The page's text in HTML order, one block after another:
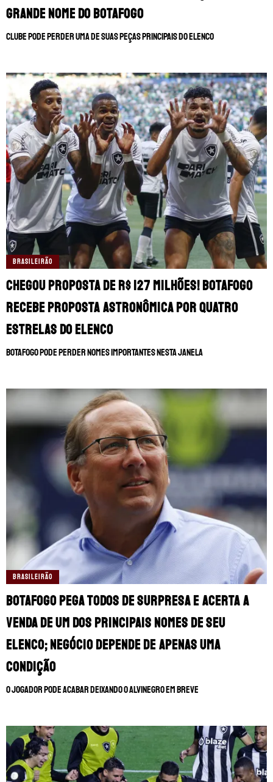
grande nome do Botafogo
Clube pode perder uma de suas peças principais do elenco
BRASILEIRÃO
Chegou proposta de R$ 127 milhões! Botafogo
recebe proposta astronômica por quatro
estrelas do elenco
Botafogo pode perder nomes importantes nesta janela
BRASILEIRÃO
Botafogo pega todos de surpresa e acerta a
venda de um dos principais nomes de seu
elenco; Negócio depende de apenas uma
condição
O jogador pode acabar deixando o Alvinegro em breve